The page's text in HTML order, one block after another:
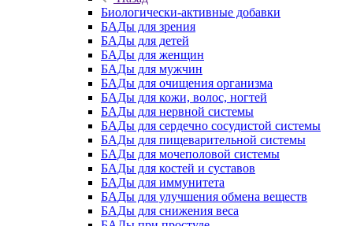
Биологически-активные добавки
БАДы для зрения
БАДы для детей
БАДы для женщин
БАДы для мужчин
БАДы для очищения организма
БАДы для кожи, волос, ногтей
БАДы для нервной системы
БАДы для сердечно сосудистой системы
БАДы для пищеварительной системы
БАДы для мочеполовой системы
БАДы для костей и суставов
БАДы для иммунитета
БАДы для улучшения обмена веществ
БАДы для снижения веса